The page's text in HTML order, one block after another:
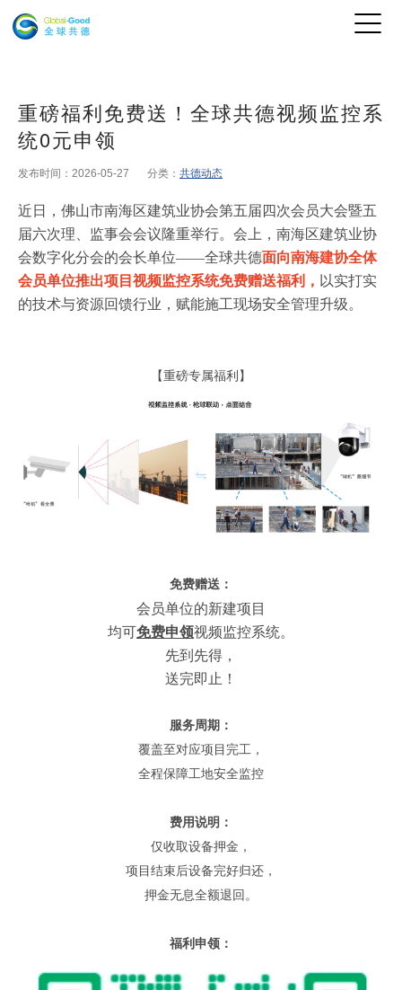
重磅福利免费送！全球共德视频监控系
统0元申领
发布时间：2026-05-27 分类： 共德动态
近日，佛山市南海区建筑业协会第五届四次会员大会暨五
届六次理、监事会会议隆重举行。会上，南海区建筑业协
会数字化分会的会长单位——全球共德面向南海建协全体
会员单位推出项目视频监控系统免费赠送福利， 以实打实
的技术与资源回馈行业，赋能施工现场安全管理升级。
【重磅专属福利 】
免费赠送 ：
会员单位的新建项目
均可免费申领视频监控系统。
先到先得，
送完即止！
服务周期：
覆盖至对应项目完工，
全程保障工地安全监控
费用说明：
仅收取设备押金，
项目结束后设备完好归还，
押金无息全额退回。
福利申领：